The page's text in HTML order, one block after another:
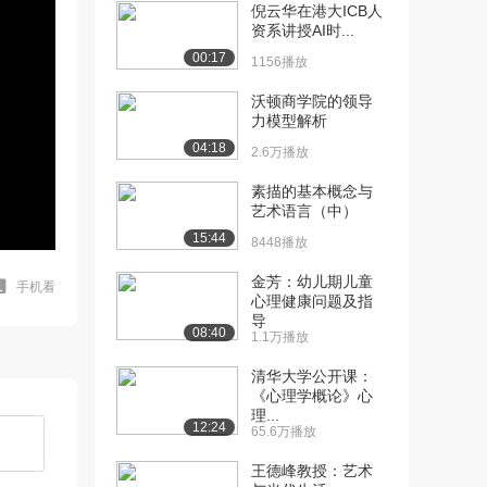
手机看
00:17
倪云华在港大ICB人
资系讲授AI时...
1156播放
04:18
沃顿商学院的领导
力模型解析
2.6万播放
15:44
素描的基本概念与
艺术语言（中）
8448播放
08:40
金芳：幼儿期儿童
心理健康问题及指
导
1.1万播放
12:24
清华大学公开课：
《心理学概论》心
理...
65.6万播放
王德峰教授：艺术